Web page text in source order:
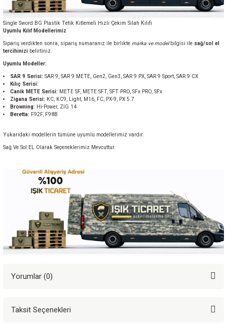
Single Sword BG Plastik Tetik Kitlemeli Hızlı Çekim Silah Kılıfı
Uyumlu Kılıf Modellerimiz
Sipariş verdikten sonra, sipariş numaranız ile birlikte marka ve modelbilgisi ile sağ/sol el
tercihinizi belirtiniz.
Uyumlu Modeller:
SAR 9 Serisi: SAR 9, SAR 9 METE, Gen2, Gen3, SAR 9 PX, SAR 9 Sport, SAR 9 CX
Kılıç Serisi:
Canik METE Serisi: METE SF, METE SFT, SFT PRO, SFx PRO, SFx
Zigana Serisi: KC, KC9, Light, M16, FC, PX-9, PX 5.7
Browning: Hi-Power, ZİG 14
Beretta: F92F, F98B
Yukarıdaki modellerin tümüne uyumlu modellerimiz vardır.
Sağ Ve Sol EL Olarak Seçeneklerimiz Mevcuttur.
Yorumlar (0)
Taksit Seçenekleri